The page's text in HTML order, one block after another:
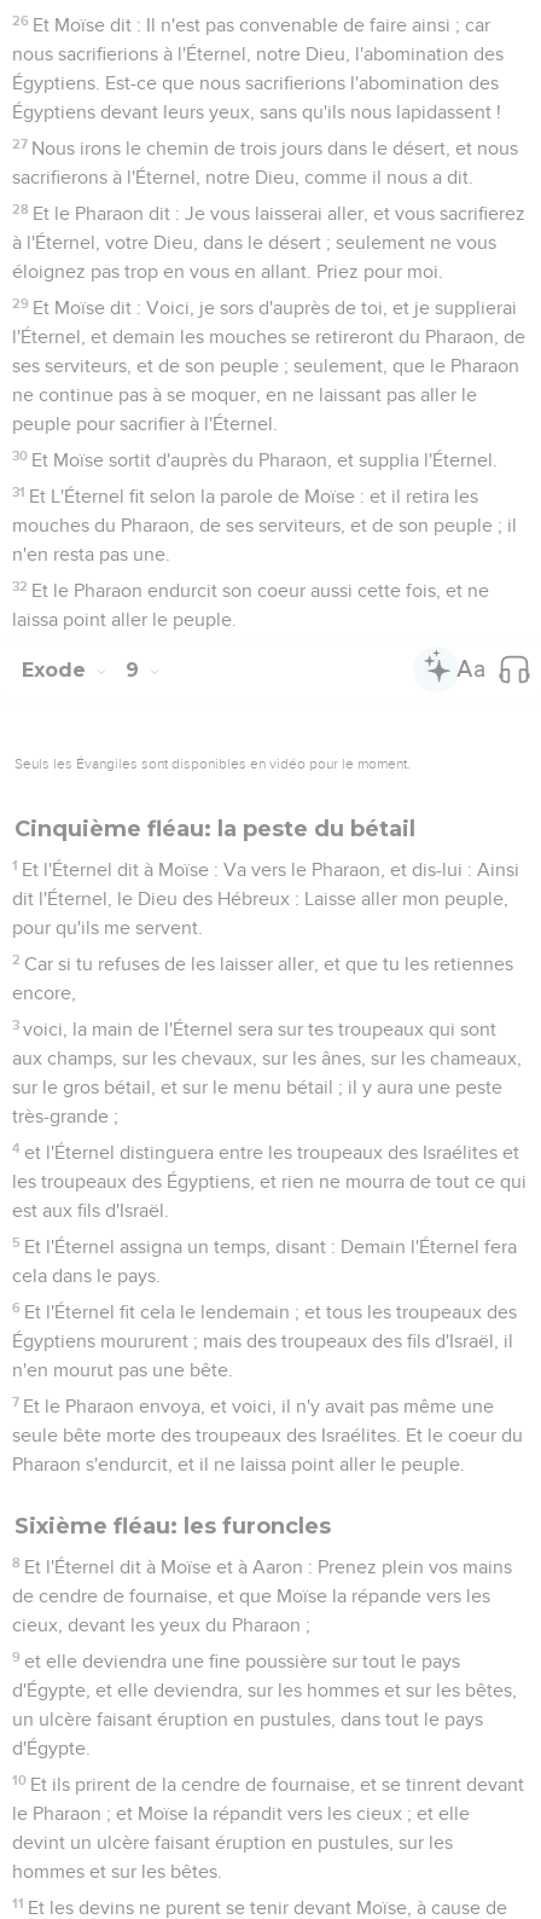
26 Et Moïse dit : Il n'est pas convenable de faire ainsi ; car
nous sacrifierions à l'Éternel, notre Dieu, l'abomination des
Égyptiens. Est-ce que nous sacrifierions l'abomination des
Égyptiens devant leurs yeux, sans qu'ils nous lapidassent !
27 Nous irons le chemin de trois jours dans le désert, et nous
sacrifierons à l'Éternel, notre Dieu, comme il nous a dit.
28 Et le Pharaon dit : Je vous laisserai aller, et vous sacrifierez
à l'Éternel, votre Dieu, dans le désert ; seulement ne vous
éloignez pas trop en vous en allant. Priez pour moi.
29 Et Moïse dit : Voici, je sors d'auprès de toi, et je supplierai
l'Éternel, et demain les mouches se retireront du Pharaon, de
ses serviteurs, et de son peuple ; seulement, que le Pharaon
ne continue pas à se moquer, en ne laissant pas aller le
peuple pour sacrifier à l'Éternel.
30 Et Moïse sortit d'auprès du Pharaon, et supplia l'Éternel.
31 Et L'Éternel fit selon la parole de Moïse : et il retira les
mouches du Pharaon, de ses serviteurs, et de son peuple ; il
n'en resta pas une.
32 Et le Pharaon endurcit son coeur aussi cette fois, et ne
laissa point aller le peuple.
Exode 9
Seuls les Évangiles sont disponibles en vidéo pour le moment.
Cinquième fléau: la peste du bétail
1 Et l'Éternel dit à Moïse : Va vers le Pharaon, et dis-lui : Ainsi
dit l'Éternel, le Dieu des Hébreux : Laisse aller mon peuple,
pour qu'ils me servent.
2 Car si tu refuses de les laisser aller, et que tu les retiennes
encore,
3 voici, la main de l'Éternel sera sur tes troupeaux qui sont
aux champs, sur les chevaux, sur les ânes, sur les chameaux,
sur le gros bétail, et sur le menu bétail ; il y aura une peste
très-grande ;
4 et l'Éternel distinguera entre les troupeaux des Israélites et
les troupeaux des Égyptiens, et rien ne mourra de tout ce qui
est aux fils d'Israël.
5 Et l'Éternel assigna un temps, disant : Demain l'Éternel fera
cela dans le pays.
6 Et l'Éternel fit cela le lendemain ; et tous les troupeaux des
Égyptiens moururent ; mais des troupeaux des fils d'Israël, il
n'en mourut pas une bête.
7 Et le Pharaon envoya, et voici, il n'y avait pas même une
seule bête morte des troupeaux des Israélites. Et le coeur du
Pharaon s'endurcit, et il ne laissa point aller le peuple.
Sixième fléau: les furoncles
8 Et l'Éternel dit à Moïse et à Aaron : Prenez plein vos mains
de cendre de fournaise, et que Moïse la répande vers les
cieux, devant les yeux du Pharaon ;
9 et elle deviendra une fine poussière sur tout le pays
d'Égypte, et elle deviendra, sur les hommes et sur les bêtes,
un ulcère faisant éruption en pustules, dans tout le pays
d'Égypte.
10 Et ils prirent de la cendre de fournaise, et se tinrent devant
le Pharaon ; et Moïse la répandit vers les cieux ; et elle
devint un ulcère faisant éruption en pustules, sur les
hommes et sur les bêtes.
11 Et les devins ne purent se tenir devant Moïse, à cause de